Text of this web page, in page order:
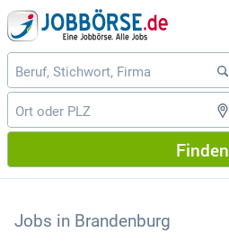
Finden
Jobs in Brandenburg